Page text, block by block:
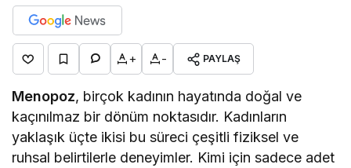
+ - PAYLAŞ
Menopoz, birçok kadının hayatında doğal ve
kaçınılmaz bir dönüm noktasıdır. Kadınların
yaklaşık üçte ikisi bu süreci çeşitli fiziksel ve
ruhsal belirtilerle deneyimler. Kimi için sadece adet